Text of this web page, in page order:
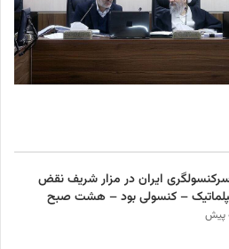
ایران در مزار شریف نقض
– کنسولی بود – هشت صبح